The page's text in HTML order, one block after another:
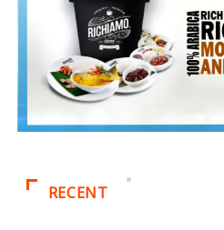
RECENT